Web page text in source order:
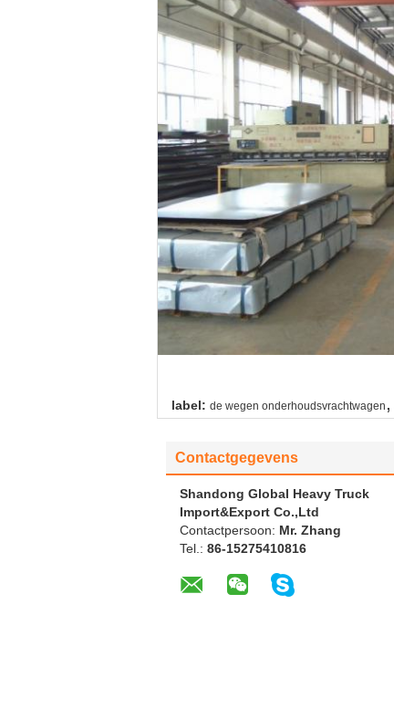
label: de wegen onderhoudsvrachtwagen ,
Contactgegevens
Shandong Global Heavy Truck
Import&Export Co.,Ltd
Contactpersoon: Mr. Zhang
Tel.: 86-15275410816